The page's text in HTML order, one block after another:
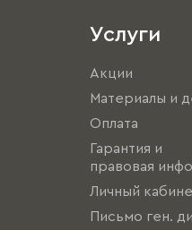
Услуги
Акции
Материалы и
Оплата
Гарантия и
правовая
Личный
Письмо ген.